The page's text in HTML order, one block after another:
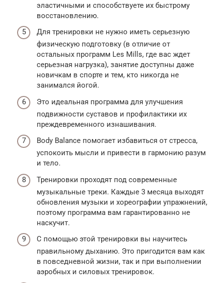
эластичными и способствуете их быстрому
восстановлению.
Для тренировки не нужно иметь серьезную
физическую подготовку (в отличие от
остальных программ Les Mills, где вас ждет
серьезная нагрузка), занятие доступны даже
новичкам в спорте и тем, кто никогда не
занимался йогой.
Это идеальная программа для улучшения
подвижности суставов и профилактики их
преждевременного изнашивания.
Body Balance помогает избавиться от стресса,
успокоить мысли и привести в гармонию разум
и тело.
Тренировки проходят под современные
музыкальные треки. Каждые 3 месяца выходят
обновления музыки и хореографии упражнений,
поэтому программа вам гарантированно не
наскучит.
С помощью этой тренировки вы научитесь
правильному дыханию. Это пригодится вам как
в повседневной жизни, так и при выполнении
аэробных и силовых тренировок.